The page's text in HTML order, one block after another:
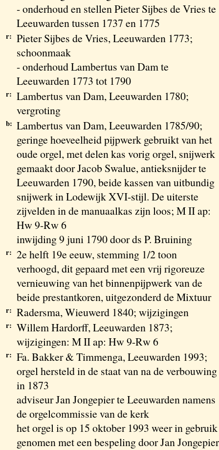
- onderhoud en stellen Pieter Sijbes de Vries te
Leeuwarden tussen 1737 en 1775
r: Pieter Sijbes de Vries, Leeuwarden 1773;
schoonmaak
- onderhoud Lambertus van Dam te
Leeuwarden 1773 tot 1790
r: Lambertus van Dam, Leeuwarden 1780;
vergroting
b: Lambertus van Dam, Leeuwarden 1785/90;
geringe hoeveelheid pijpwerk gebruikt van het
oude orgel, met delen kas vorig orgel, snijwerk
gemaakt door Jacob Swalue, antieksnijder te
Leeuwarden 1790, beide kassen van uitbundig
snijwerk in Lodewijk XVI-stijl. De uiterste
zijvelden in de manuaalkas zijn loos; M II ap:
Hw 9-Rw 6
inwijding 9 juni 1790 door ds P. Bruining
r: 2e helft 19e eeuw, stemming 1/2 toon
verhoogd, dit gepaard met een vrij rigoreuze
vernieuwing van het binnenpijpwerk van de
beide prestantkoren, uitgezonderd de Mixtuur
r: Radersma, Wieuwerd 1840; wijzigingen
r: Willem Hardorff, Leeuwarden 1873;
wijzigingen: M II ap: Hw 9-Rw 6
r: Fa. Bakker & Timmenga, Leeuwarden 1993;
orgel hersteld in de staat van na de verbouwing
in 1873
adviseur Jan Jongepier te Leeuwarden namens
de orgelcommissie van de kerk
het orgel is op 15 oktober 1993 weer in gebruik
genomen met een bespeling door Jan Jongepier